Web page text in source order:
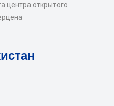
центра открытого